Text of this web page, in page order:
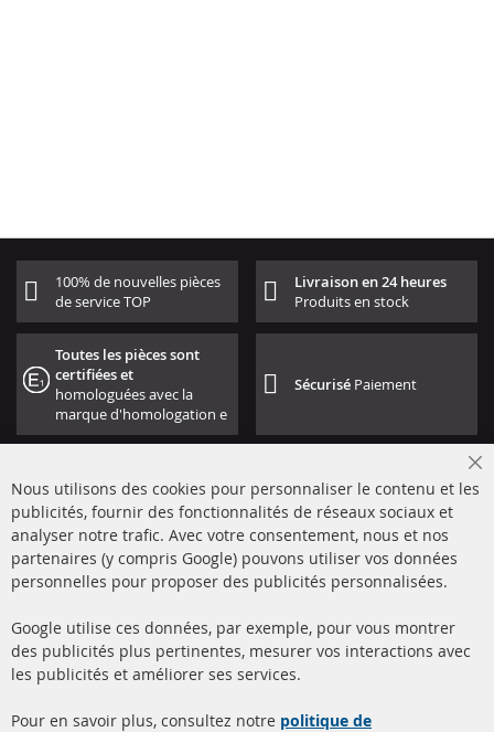
100% de nouvelles pièces
de service TOP
Livraison en 24 heures
Produits en stock
Toutes les pièces sont
certifiées et
homologuées avec la
marque d'homologation e
Sécurisé Paiement
+49 (0) 4533 799000
info@contra-automotive.de
facebook
instagram
Nous utilisons des cookies pour personnaliser le contenu et les
publicités, fournir des fonctionnalités de réseaux sociaux et
analyser notre trafic. Avec votre consentement, nous et nos
partenaires (y compris Google) pouvons utiliser vos données
personnelles pour proposer des publicités personnalisées.
Google utilise ces données, par exemple, pour vous montrer
des publicités plus pertinentes, mesurer vos interactions avec
les publicités et améliorer ses services.
Pour en savoir plus, consultez notre politique de